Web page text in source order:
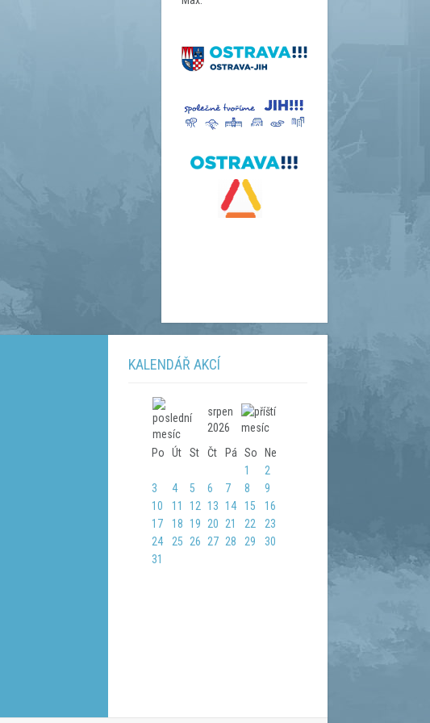
KALENDÁŘ AKCÍ
srpen
2026
Po
Út St Čt Pá So
Ne
1
2
3
4 5 6 7 8
9
10
11 12 13 14 15
16
17
18 19 20 21 22
23
24
25 26 27 28 29
30
31